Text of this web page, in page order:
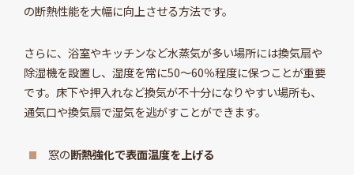
の断熱性能を大幅に向上させる方法です。
さらに、浴室やキッチンなど水蒸気が多い場所には換気扇や
除湿機を設置し、湿度を常に50～60％程度に保つことが重要
です。床下や押入れなど換気が不十分になりやすい場所も、
通気口や換気扇で湿気を逃がすことができます。
窓の断熱強化で表面温度を上げる